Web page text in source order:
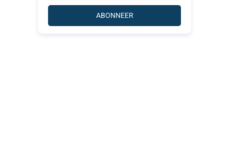
ABONNEER